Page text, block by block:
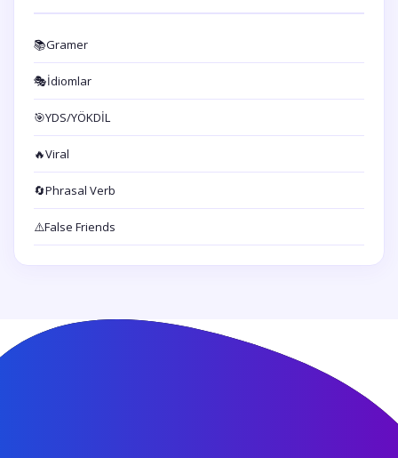
📚Gramer
🎭İdiomlar
🎯YDS/YÖKDİL
🔥Viral
🔄Phrasal Verb
⚠️False Friends